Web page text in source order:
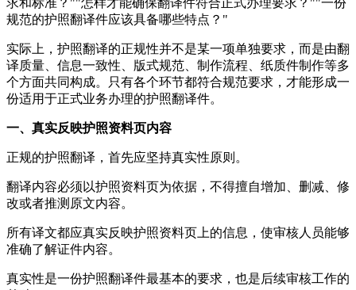
规范的护照翻译件应该具备哪些特点？"
实际上，护照翻译的正规性并不是某一项单独要求，而是由翻
译质量、信息一致性、版式规范、制作流程、纸质件制作等多
个方面共同构成。只有各个环节都符合规范要求，才能形成一
份适用于正式业务办理的护照翻译件。
一、真实反映护照资料页内容
正规的护照翻译，首先应坚持真实性原则。
翻译内容必须以护照资料页为依据，不得擅自增加、删减、修
改或者推测原文内容。
所有译文都应真实反映护照资料页上的信息，使审核人员能够
准确了解证件内容。
真实性是一份护照翻译件最基本的要求，也是后续审核工作的